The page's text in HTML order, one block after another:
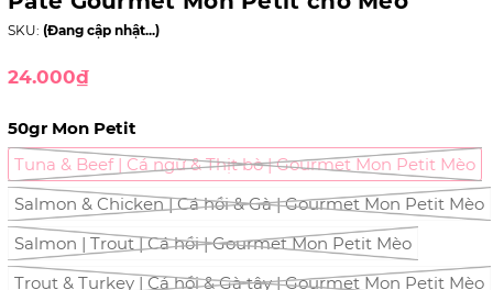
SKU: (Đang cập nhật...)
24.000₫
50gr Mon Petit
Tuna & Beef | Cá ngừ & Thịt bò | Gourmet Mon Petit Mèo
Salmon & Chicken | Cá hồi & Gà | Gourmet Mon Petit Mèo
Salmon | Trout | Cá hồi | Gourmet Mon Petit Mèo
Trout & Turkey | Cá hồi & Gà tây | Gourmet Mon Petit Mèo